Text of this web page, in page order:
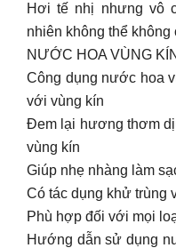
Hơi tế nhị nhưng vô
nhiên không thể
NƯỚC HOA VÙNG
Công dụng nước hoa
với vùng kín
Đem lại hương thơm
vùng kín
Giúp nhẹ nhàng làm
Có tác dụng khử trùng
Phù hợp đối với mọi
Hướng dẫn sử dụng